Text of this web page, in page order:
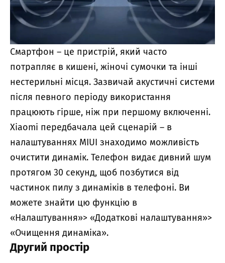
Смартфон – це пристрій, який часто
потрапляє в кишені, жіночі сумочки та інші
нестерильні місця. Зазвичай акустичні системи
після певного періоду використання
працюють гірше, ніж при першому включенні.
Xiaomi передбачала цей сценарій – в
налаштуваннях MIUI знаходимо можливість
очистити динамік. Телефон видає дивний шум
протягом 30 секунд, щоб позбутися від
частинок пилу з динаміків в телефоні. Ви
можете знайти цю функцію в
«Налаштування»> «Додаткові налаштування»>
«Очищення динаміка».
Другий простір